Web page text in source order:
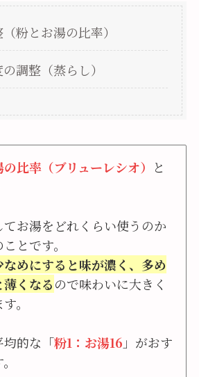
粉とお湯の比率）
調整（蒸らし）
比率（ブリューレシオ） と
お湯をどれくらい使うのか
とです。
なめにすると味が濃く、多め
くなるので味わいに大きく
。
均的な「粉1：お湯16 」がおす